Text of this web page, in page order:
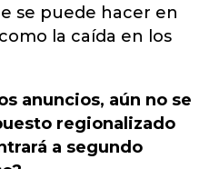
se puede hacer en
la caída en los
anuncios, aún no se
regionalizado
a segundo